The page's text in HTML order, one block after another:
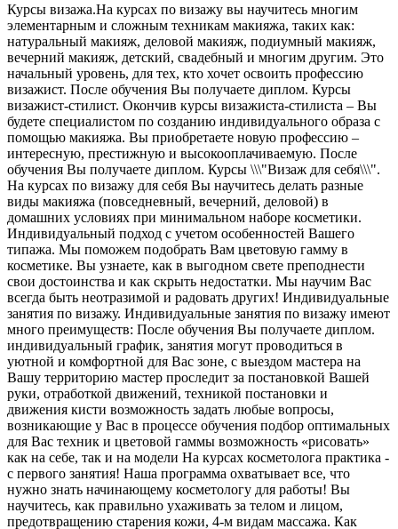
Курсы визажа.На курсах по визажу вы научитесь многим
элементарным и сложным техникам макияжа, таких как:
натуральный макияж, деловой макияж, подиумный макияж,
вечерний макияж, детский, свадебный и многим другим. Это
начальный уровень, для тех, кто хочет освоить профессию
визажист. После обучения Вы получаете диплом. Курсы
визажист-стилист. Окончив курсы визажиста-стилиста – Вы
будете специалистом по созданию индивидуального образа с
помощью макияжа. Вы приобретаете новую профессию –
интересную, престижную и высокооплачиваемую. После
обучения Вы получаете диплом. Курсы \\\"Визаж для себя\\\".
На курсах по визажу для себя Вы научитесь делать разные
виды макияжа (повседневный, вечерний, деловой) в
домашних условиях при минимальном наборе косметики.
Индивидуальный подход с учетом особенностей Вашего
типажа. Мы поможем подобрать Вам цветовую гамму в
косметике. Вы узнаете, как в выгодном свете преподнести
свои достоинства и как скрыть недостатки. Мы научим Вас
всегда быть неотразимой и радовать других! Индивидуальные
занятия по визажу. Индивидуальные занятия по визажу имеют
много преимуществ: После обучения Вы получаете диплом.
индивидуальный график, занятия могут проводиться в
уютной и комфортной для Вас зоне, с выездом мастера на
Вашу территорию мастер проследит за постановкой Вашей
руки, отработкой движений, техникой постановки и
движения кисти возможность задать любые вопросы,
возникающие у Вас в процессе обучения подбор оптимальных
для Вас техник и цветовой гаммы возможность «рисовать»
как на себе, так и на модели На курсах косметолога практика -
с первого занятия! Наша программа охватывает все, что
нужно знать начинающему косметологу для работы! Вы
научитесь, как правильно ухаживать за телом и лицом,
предотвращению старения кожи, 4-м видам массажа. Как